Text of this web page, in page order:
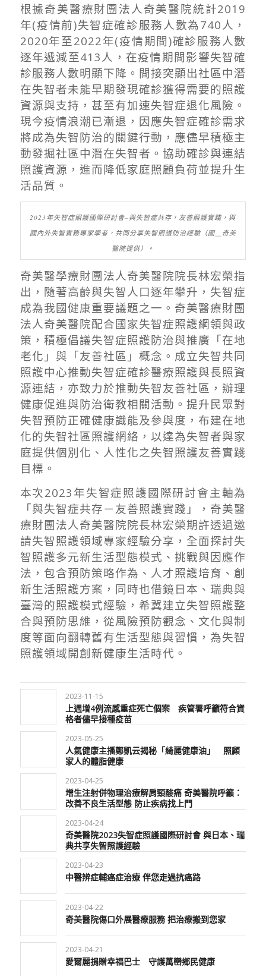
根據奇美醫療財團法人奇美醫院統計2019
年(疫情前)失智症確診服務人數為740 人，
2020年至 2022年(疫情期間)確診服務人數
逐年遞減至413 人，在疫情期間影響失智確
診服務人數明顯下降。間接突顯出社區中潛
在失智者未能早期發現確診獲得需要的照護
資源與支持，甚至有加速失智症退化風險。
現今疫情浪潮已漸退，因應失智症確診需求
將成為失智防治的關鍵行動，應儘早積極主
動發掘社區中潛在失智者。協助確診與連結
照護資源，進而降低家庭照顧負荷並提升生
活品質。
2023年失智症照護國際研討會–與失智症共存，友善照護實踐，與
國內外失智實務專家學者，共同分享失智照護防治經驗（圖＿奇美
醫院提供）。
奇美醫學療財團法人奇美醫院院長林宏榮指
出，隨著高齡與失智人口逐年攀升，失智症
成為我國健康重要議題之一。奇美醫療財團
法人奇美醫院配合國家失智症照護綱領與政
策，積極倡議失智症照護防治與推廣「在地
老化」與「友善社區」概念。成立失智共同
照護中心推動失智症確診醫療照護與長照資
源連結，亦致力於推動失智友善社區，辦理
健康促進與防治衛教相關活動。提升民眾對
失智預防正確健康識能及參與度，布建在地
化的失智社區照護網絡，以達為失智者與家
庭提供個別化、人性化之失智照護友善實踐
目標。
本次2023 年失智症照護國際研討會主軸為
「與失智症共存－友善照護實踐」，奇美醫
療財團法人奇美醫院院長林宏榮期許透過邀
請失智照護領域專家經驗分享，全面探討失
智照護多元新生活型態模式、挑戰與因應作
法，包含預防策略作為、人才照護培育、創
新生活照護方案，同時也借鏡日本、瑞典與
臺灣的照護模式經驗，希冀建立失智照護整
合與預防思維，從風險預防觀念、文化與制
度等面向翻轉舊有生活型態與習慣，為失智
照護領域開創新健康生活時代。
2023-11-15
上週增4例流感重症死亡個案 疾管署呼籲符合資
格者儘早接種疫苗
2023-05-25
人氣健康主播鄭凱云揭秘「綺麗健康油」 照顧
家人的體脂健康
2023-04-25
增生注射併物理治療解肩頸酸痛 奇美醫院呼籲：
改善不良生活型態 防止疾病找上門
2023-04-24
奇美醫院2023失智症照護國際研討會 與日本、瑞
典共享失智照護經驗
2023-04-23
中醫辨症輔癌症治療 伴您走過抗癌路
2023-04-22
奇美醫院傷口外展醫療服務 把治療搬到您家
2023-04-21
愛爾麗捐贈幸福巴士 守護萬巒鄉民健康